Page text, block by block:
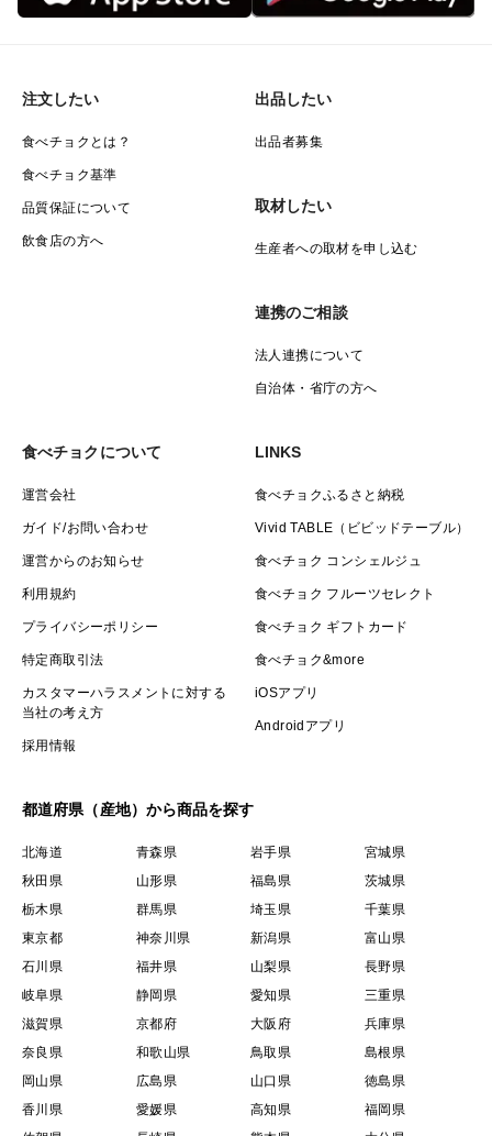
注文したい
食べチョクとは？
食べチョク基準
品質保証について
飲食店の方へ
出品したい
出品者募集
取材したい
生産者への取材を申し込む
連携のご相談
法人連携について
自治体・省庁の方へ
食べチョクについて
運営会社
ガイド/お問い合わせ
運営からのお知らせ
利用規約
プライバシーポリシー
特定商取引法
カスタマーハラスメントに対する
当社の考え方
採用情報
LINKS
食べチョクふるさと納税
Vivid TABLE（ビビッドテーブル）
食べチョク コンシェルジュ
食べチョク フルーツセレクト
食べチョク ギフトカード
食べチョク&more
iOSアプリ
Androidアプリ
都道府県（産地）から商品を探す
北海道 青森県 岩手県
宮城県
秋田県
山形県 福島県
茨城県
栃木県
群馬県 埼玉県
千葉県
東京都
神奈川県 新潟県
富山県
石川県
福井県 山梨県
長野県
岐阜県
静岡県 愛知県
三重県
滋賀県
京都府 大阪府
兵庫県
奈良県
和歌山県 鳥取県
島根県
岡山県
広島県 山口県
徳島県
香川県
愛媛県 高知県
福岡県